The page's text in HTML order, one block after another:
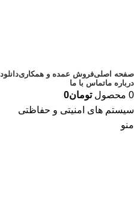
صفحه اصلیفروش عمده و همکاریدانلود
درباره ماتماس با ما
0 محصول تومان0
سیستم های امنیتی و حفاظتی
منو